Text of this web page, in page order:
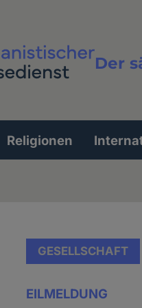
Der
Religionen
GESELLSCHAFT
EILMELDUNG